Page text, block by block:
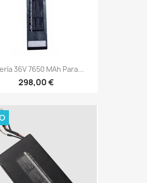
36V 7650 MAh Para...
298,00 €